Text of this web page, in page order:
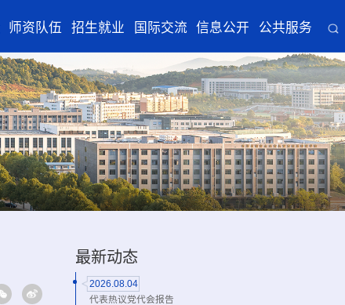
师资队伍 招生就业 国际交流 信息公开 公共服务
最新动态
2026.08.04
代表热议党代会报告